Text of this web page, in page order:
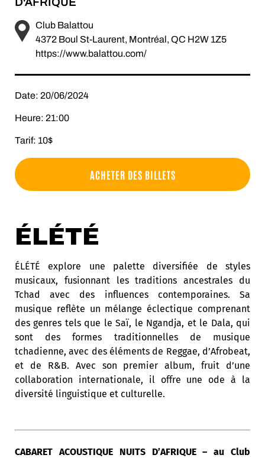
D'AFRIQUE
Club Balattou
4372 Boul St-Laurent, Montréal, QC H2W 1Z5
https://www.balattou.com/
Date: 20/06/2024
Heure: 21:00
Tarif: 10$
ACHETER DES BILLETS
ÉLÉTÉ
ÉLÉTÉ explore une palette diversifiée de styles
musicaux, fusionnant les traditions ancestrales du
Tchad avec des influences contemporaines. Sa
musique reflète un mélange éclectique comprenant
des genres tels que le Saï, le Ngandja, et le Dala, qui
sont des formes traditionnelles de musique
tchadienne, avec des éléments de Reggae, d’Afrobeat,
et de R&B. Avec son premier album, fruit d’une
collaboration internationale, il offre une ode à la
diversité linguistique et culturelle.
CABARET ACOUSTIQUE NUITS D’AFRIQUE – au Club